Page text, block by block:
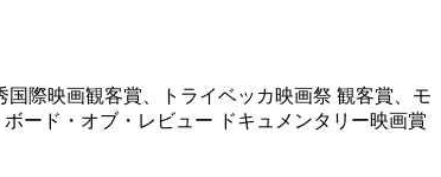
際映画観客賞、トライベッカ映画祭 観客賞、モ
ード・オブ・レビュー ドキュメンタリー映画賞